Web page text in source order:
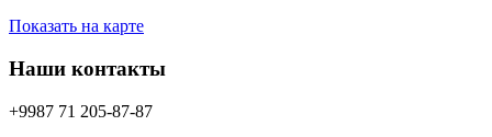
Показать на карте
Наши контакты
+9987 71 205-87-87